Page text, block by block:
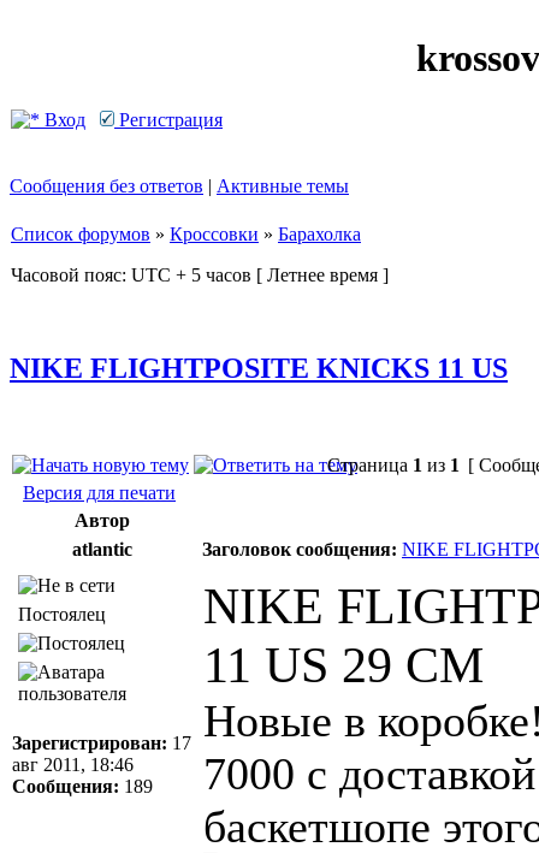
Вход Регистрация
Сообщения без ответов | Активные темы
Список форумов » Кроссовки » Барахолка
Часовой пояс: UTC + 5 часов [ Летнее время ]
NIKE FLIGHTPOSITE KNICKS 11 US
Страница 1 из 1 [
Версия для печати
Автор
atlantic
Заголовок сообщения: NIKE
Постоялец
Зарегистрирован: 17
авг 2011, 18:46
Сообщения: 189
NIKE
11 US 29 CM
Новые в
7000 с
баскетшопе